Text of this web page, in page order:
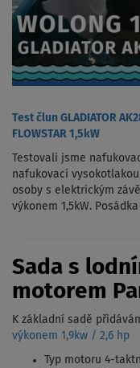
Test člun GLADIATOR
FLOWSTAR 1,5kW
Testovali jsme
nafukovací
osoby s elektrickým
výkonem 1,5kW.
Sada s
motorem
K základní sadě
výkonem 1,9kw / 2,6 hp
Typ motoru 4-